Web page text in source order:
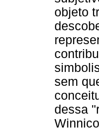
objeto
sem
dessa